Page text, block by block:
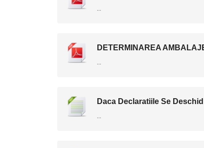
...
DETERMINAREA
...
Daca Declaratiile Se
...